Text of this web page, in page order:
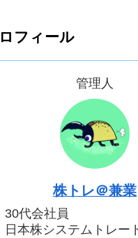
フィール
管理人
株トレ＠兼業
30代会社員
日本株システムトレー